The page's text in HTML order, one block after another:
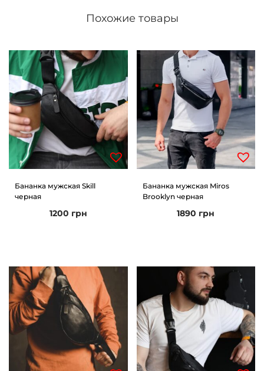
Похожие товары
Бананка мужская Skill
черная
1200 грн
Бананка мужская Miros
Brooklyn черная
1890 грн